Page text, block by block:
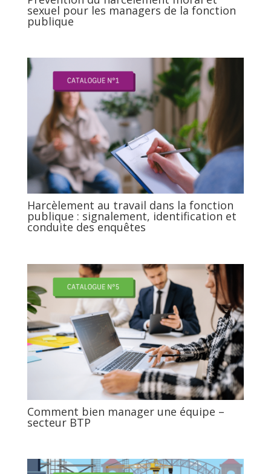
sexuel pour les managers de la fonction
publique
Harcèlement au travail dans la fonction
publique : signalement, identification et
conduite des enquêtes
Comment bien manager une équipe –
secteur BTP